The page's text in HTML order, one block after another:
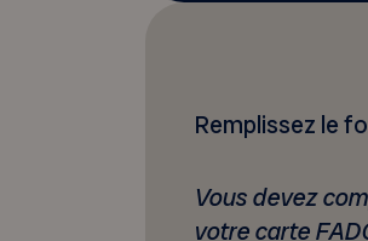
Remplissez le
Vous devez
votre carte